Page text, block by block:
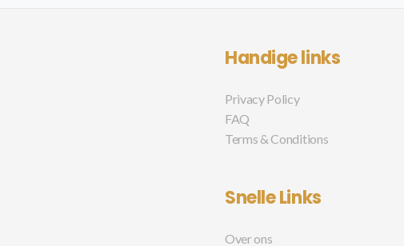
Handige links
Privacy Policy
FAQ
Terms & Conditions
Snelle Links
Over ons